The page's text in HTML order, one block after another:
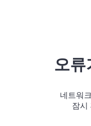
오류
네트워
잠시